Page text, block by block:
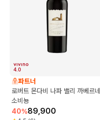
4.0
파트너
로버트 몬다비 나파 밸리 까베르네
소비뇽
40%89,900